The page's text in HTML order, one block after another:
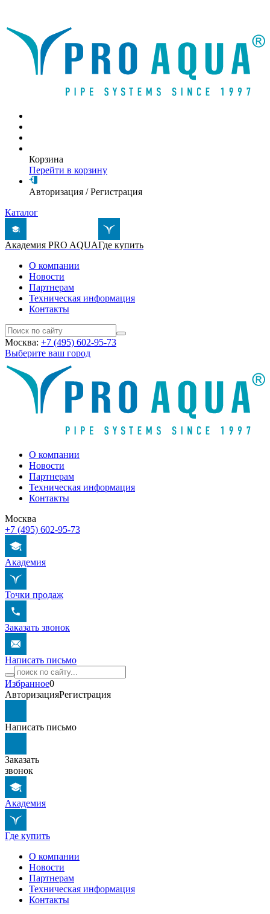
Корзина
Перейти в корзину
Авторизация /Регистрация
Каталог
Академия PRO AQUAГде купить
О компании
Новости
Партнерам
Техническая информация
Контакты
Москва: +7 (495) 602-95-73
Выберите ваш город
О компании
Новости
Партнерам
Техническая информация
Контакты
Москва
+7 (495) 602-95-73
Академия
Точки продаж
Заказать звонок
Написать письмо
Избранное0
АвторизацияРегистрация
Написать письмо
Заказать
звонок
Академия
Где купить
О компании
Новости
Партнерам
Техническая информация
Контакты